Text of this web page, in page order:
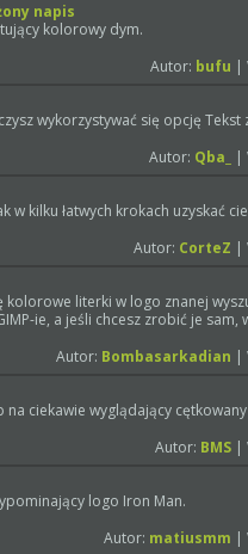
napis
kolorowy dym.
Autor: bufu |
wykorzystywać się opcję
Autor: Qba_
|
w kilku łatwych krokach uzyskać
Autor: CorteZ |
kolorowe literki w logo znanej
ie, a jeśli chcesz zrobić je sam,
Autor: Bombasarkadian |
ciekawie wyglądający
Autor: BMS |
logo Iron Man.
Autor: matiusmm |